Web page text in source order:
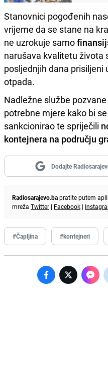
Stanovnici pogođenih
vrijeme da se stane na
ne uzrokuje samo
narušava kvalitetu života
posljednjih dana
otpada.
Nadležne službe
potrebne mjere kako bi
sankcionirao te spriječili
kontejnera na području
Dodajte
Radiosarajevo.bapratite putem
mreža Twitter | Facebook |
#Čapljina #kontejneri